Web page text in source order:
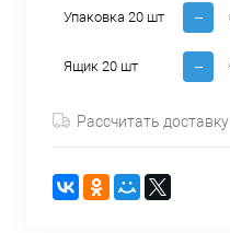
Упаковка 20 шт
Ящик 20 шт
Рассчитать доставку